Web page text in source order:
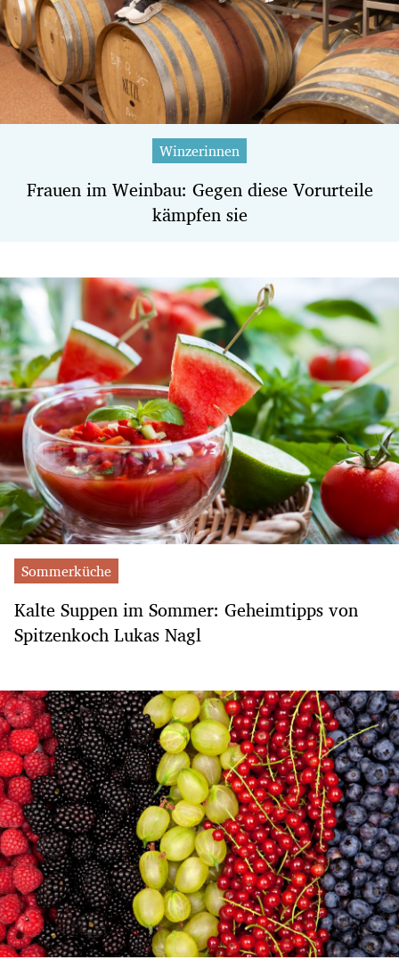
Winzerinnen
Frauen im Weinbau: Gegen diese Vorurteile
kämpfen sie
Sommerküche
Kalte Suppen im Sommer: Geheimtipps von
Spitzenkoch Lukas Nagl